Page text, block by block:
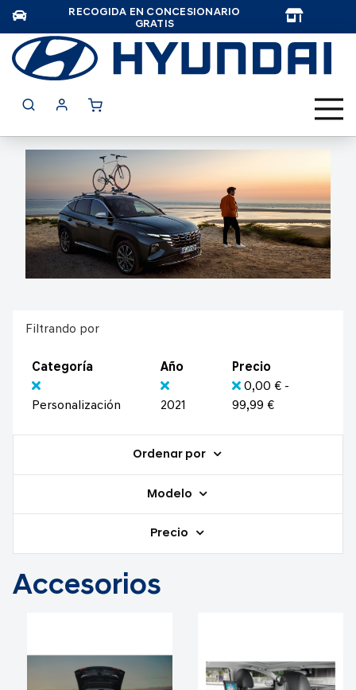
RECOGIDA EN CONCESIONARIO
GRATIS
Filtrando por
Categoría
Personalización
Año
2021
Precio
0,00 € -
99,99 €
Ordenar por
Modelo
Precio
Accesorios